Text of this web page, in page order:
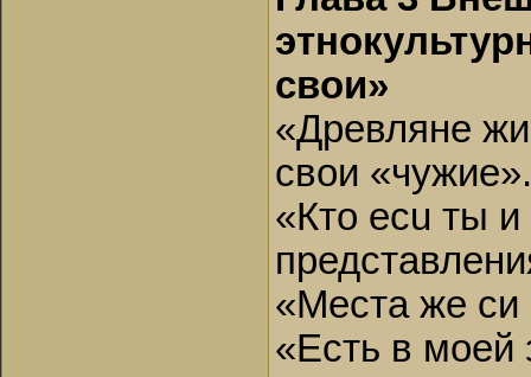
свои»
«Древляне
свои «чужие».
«Кто ecu ты
«Места же си
«Есть в моей